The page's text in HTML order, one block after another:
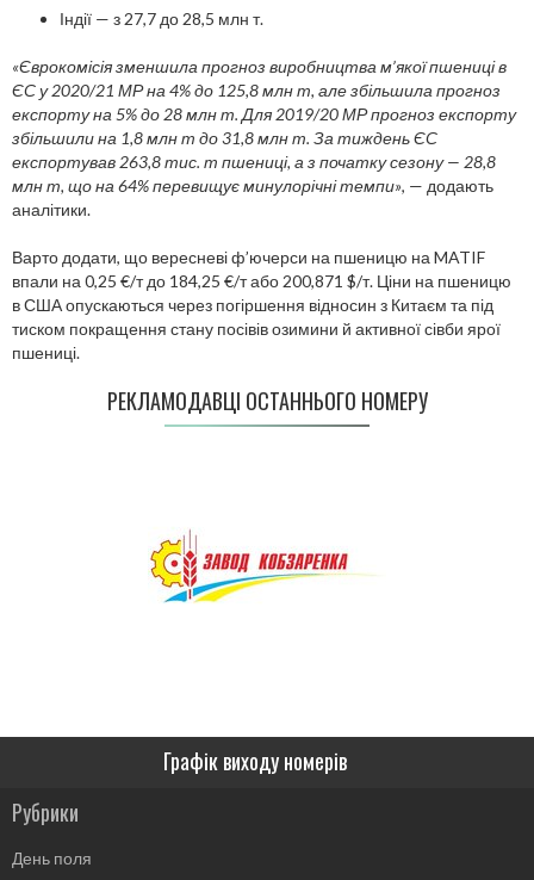
Індії — з 27,7 до 28,5 млн т.
«Єврокомісія зменшила прогноз виробництва м’якої пшениці в
ЄС у 2020/21 МР на 4% до 125,8 млн т, але збільшила прогноз
експорту на 5% до 28 млн т. Для 2019/20 МР прогноз експорту
збільшили на 1,8 млн т до 31,8 млн т. За тиждень ЄС
експортував 263,8 тис. т пшениці, а з початку сезону — 28,8
млн т, що на 64% перевищує минулорічні темпи», — додають
аналітики.
Варто додати, що вересневі ф’ючерси на пшеницю на MATIF
впали на 0,25 €/т до 184,25 €/т або 200,871 $/т. Ціни на пшеницю
в США опускаються через погіршення відносин з Китаєм та під
тиском покращення стану посівів озимини й активної сівби ярої
пшениці.
РЕКЛАМОДАВЦІ ОСТАННЬОГО НОМЕРУ
Графік виходу номерів
Рубрики
День поля